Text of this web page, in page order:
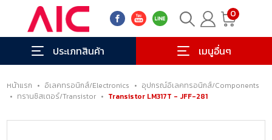
0
ประเภทสินค้า เมนูอื่นๆ
หน้าแรก • อิเลคทรอนิกส์/Electronics • อุปกรณ์อิเลคทรอนิกส์/Components
• ทรานซิสเตอร์/Transistor • Transistor LM317T - JFF-281